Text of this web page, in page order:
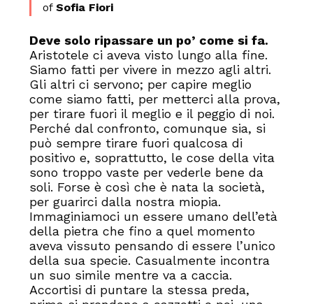
of Sofia Fiori
Deve solo ripassare un po’ come si fa.
Aristotele ci aveva visto lungo alla fine.
Siamo fatti per vivere in mezzo agli altri.
Gli altri ci servono; per capire meglio
come siamo fatti, per metterci alla prova,
per tirare fuori il meglio e il peggio di noi.
Perché dal confronto, comunque sia, si
può sempre tirare fuori qualcosa di
positivo e, soprattutto, le cose della vita
sono troppo vaste per vederle bene da
soli. Forse è così che è nata la società,
per guarirci dalla nostra miopia.
Immaginiamoci un essere umano dell’età
della pietra che fino a quel momento
aveva vissuto pensando di essere l’unico
della sua specie. Casualmente incontra
un suo simile mentre va a caccia.
Accortisi di puntare la stessa preda,